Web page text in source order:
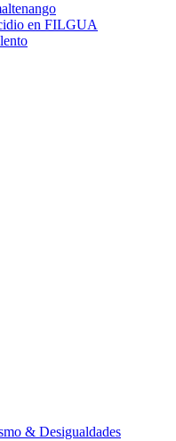
en FILGUA
& Desigualdades